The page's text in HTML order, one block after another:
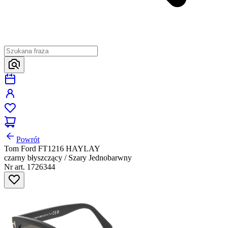
Powrót
Tom Ford FT1216 HAYLAY
czarny błyszczący / Szary Jednobarwny
Nr art. 1726344